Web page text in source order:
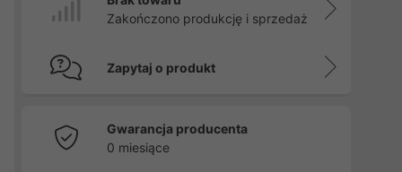
Zakończono produkcję i sprzedaż
Zapytaj o produkt
Gwarancja producenta
0 miesiące